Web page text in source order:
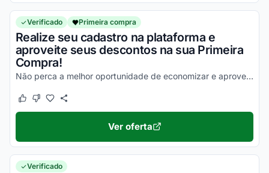
Verificado Primeira compra
Realize seu cadastro na plataforma e
aproveite seus descontos na sua Primeira
Compra!
Não perca a melhor oportunidade de economizar e aproveite!
Este cupom funcionou
Este cupom não funcionou
Ver oferta
Verificado